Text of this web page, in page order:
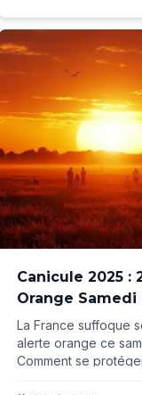
Canicule 2025 :
Orange Samedi
La France suffoque
alerte orange ce
Comment se